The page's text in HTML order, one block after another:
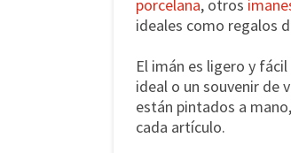
porcelana, otros
ideales como regalos
El imán es ligero y
ideal o un souvenir de
están pintados a
cada artículo.